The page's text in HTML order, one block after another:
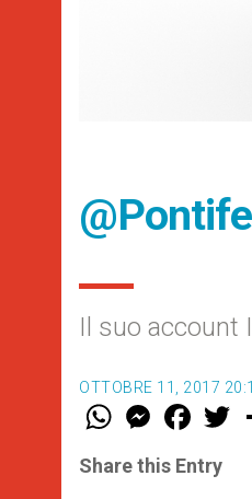
Il suo account
OTTOBRE 11, 2017
W
t
s
M
e
s
e
F
a
e
b
w
Share this Entry